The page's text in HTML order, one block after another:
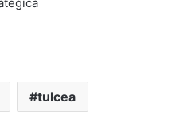
tulcea